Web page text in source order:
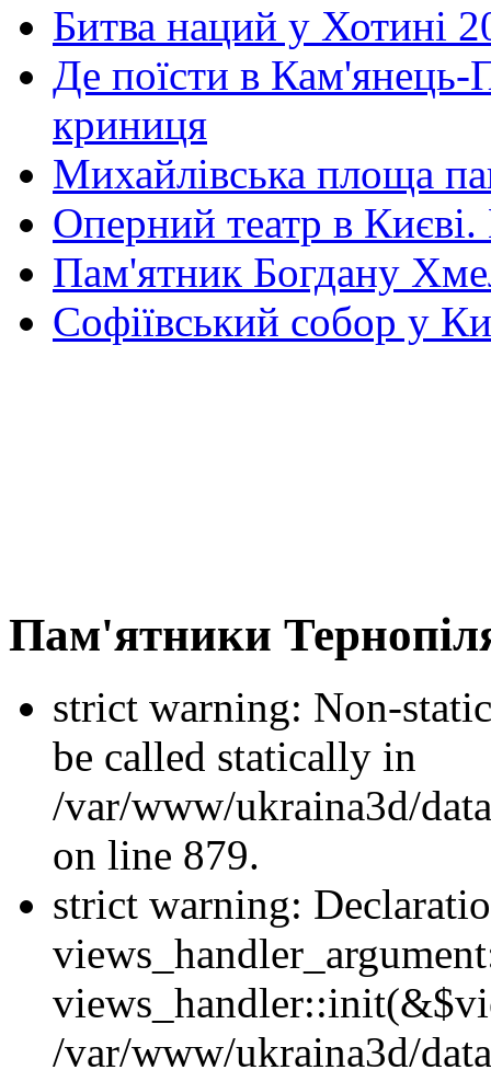
Битва наций у Хотині
Де поїсти в Кам'янець-
криниця
Михайлівська площа
Оперний театр в
Пам'ятник Богдану
Софіївський собор у
Пам'ятники
strict warning: Non-
be called statically in
/var/www/ukraina3d/
on line 879.
strict warning:
/var/www/ukraina3d/